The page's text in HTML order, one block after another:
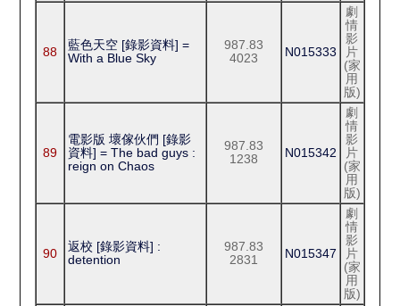
88
藍色天空 [錄影資料] =
With a Blue Sky
987.83
4023
N015333
劇
情
影
片
(家
用
版)
89
電影版 壞傢伙們 [錄影
資料] = The bad guys :
reign on Chaos
987.83
1238
N015342
劇
情
影
片
(家
用
版)
90
返校 [錄影資料] :
detention
987.83
2831
N015347
劇
情
影
片
(家
用
版)